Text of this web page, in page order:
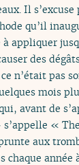
Il
qu’il
appliquer
des
n’était pas
mois
avant de
«
aux
chaque année